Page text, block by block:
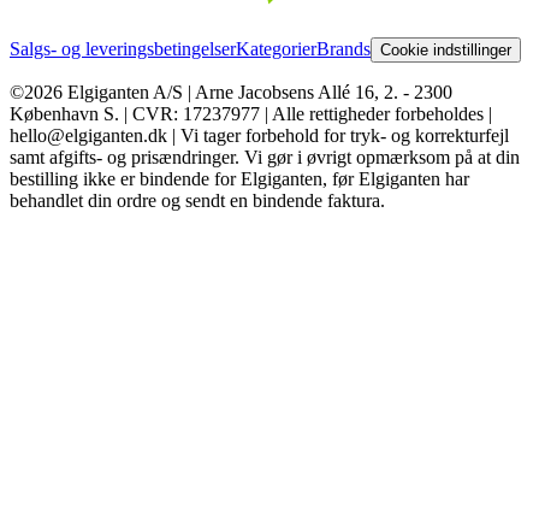
Salgs- og leveringsbetingelserKategorierBrands Cookie indstillinger
©2026 Elgiganten A/S | Arne Jacobsens Allé 16, 2. - 2300
København S. | CVR: 17237977 | Alle rettigheder forbeholdes |
hello@elgiganten.dk | Vi tager forbehold for tryk- og korrekturfejl
samt afgifts- og prisændringer. Vi gør i øvrigt opmærksom på at din
bestilling ikke er bindende for Elgiganten, før Elgiganten har
behandlet din ordre og sendt en bindende faktura.